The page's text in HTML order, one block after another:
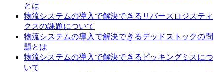
とは
物流システムの導入で解決できるリバースロジスティ
クスの課題について
物流システムの導入で解決できるデッドストックの問
題とは
物流システムの導入で解決できるピッキングミスにつ
いて